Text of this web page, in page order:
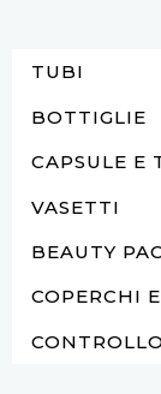
TUBI
BOTTIGLIE
CAPSULE E
VASETTI
BEAUTY
COPERCHI